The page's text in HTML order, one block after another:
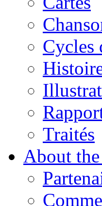
Cycles
Traités
About